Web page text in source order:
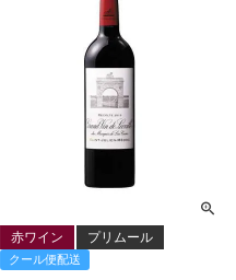
赤ワイン プリムール
クール便配送